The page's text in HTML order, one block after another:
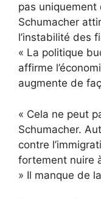
pas uniquement
Schumacher
l’instabilité des
« La politique
affirme
augmente de
« Cela ne peut
Schumacher.
contre
fortement nuire
» Il manque de